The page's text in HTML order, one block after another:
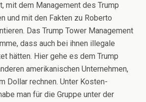
mit dem Management des Trump
und mit den Fakten zu Roberto
Das Trump Tower Management
dass auch bei ihnen illegale
hätten. Hier gehe es dem Trump
amerikanischen Unternehmen,
Dollar rechnen. Unter Kosten-
man für die Gruppe unter der